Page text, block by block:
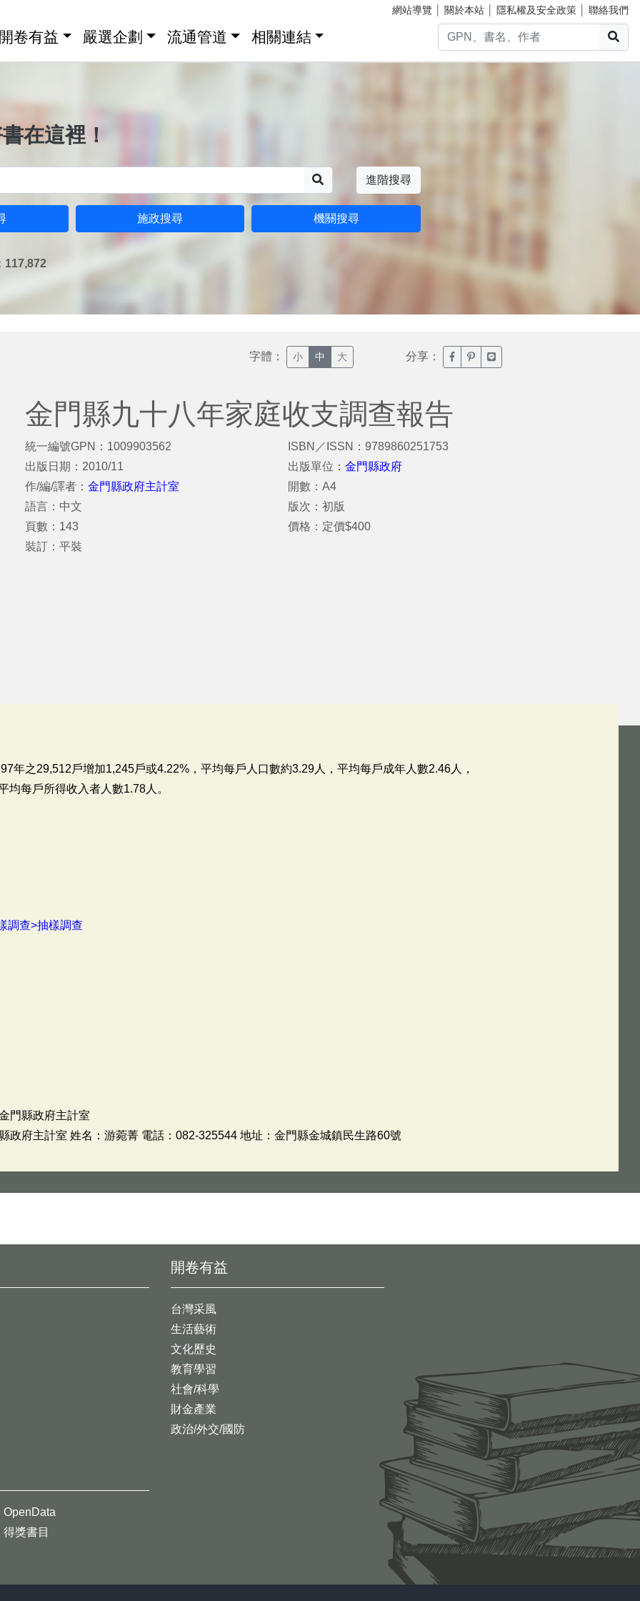
網站導覽 關於本站 隱私權及安全政策 聯絡我們
卷有益 嚴選企劃 流通管道 相關連結
在這裡！
進階搜尋
施政搜尋 機關搜尋
117,872
字體： 小 中 大 分享： 臉書分享(另開新視窗)
噗浪分享(另開新視窗)
Line分享(另開新視窗)
金門縣九十八年家庭收支調查報告
統一編號GPN：1009903562
出版日期：2010/11
作/編/譯者： 金門縣政府主計室
語言：中文
頁數：143
裝訂：平裝
ISBN／ISSN：9789860251753
出版單位：金門縣政府
開數：A4
版次：初版
價格：定價$400
年之29,512戶增加1,245戶或4.22%，平均每戶人口數約3.29人，平均每戶成年人數2.46人，
均每戶所得收入者人數1.78人。
調查>抽樣調查
門縣政府主計室
政府主計室 姓名：游菀菁 電話：082-325544 地址：金門縣金城鎮民生路60號
開卷有益
台灣采風
生活藝術
文化歷史
教育學習
社會/科學
財金產業
政治/外交/國防
OpenData
得獎書目